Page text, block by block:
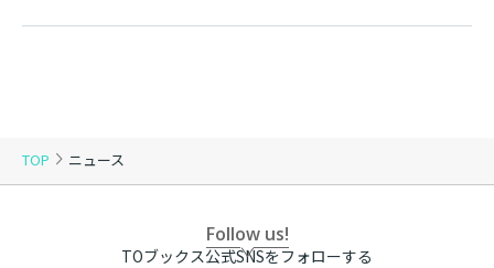
TOP ニュース
Follow us!
TOブックス公式SNSをフォローする